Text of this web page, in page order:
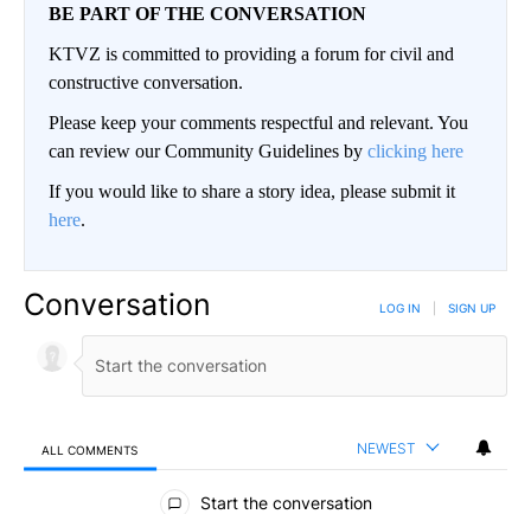
BE PART OF THE CONVERSATION
KTVZ is committed to providing a forum for civil and
constructive conversation.
Please keep your comments respectful and relevant. You
can review our Community Guidelines by clicking here
If you would like to share a story idea, please submit it
here.
Conversation LOG IN SIGN UP
ALL COMMENTS NEWEST
All Comments
Start the conversation